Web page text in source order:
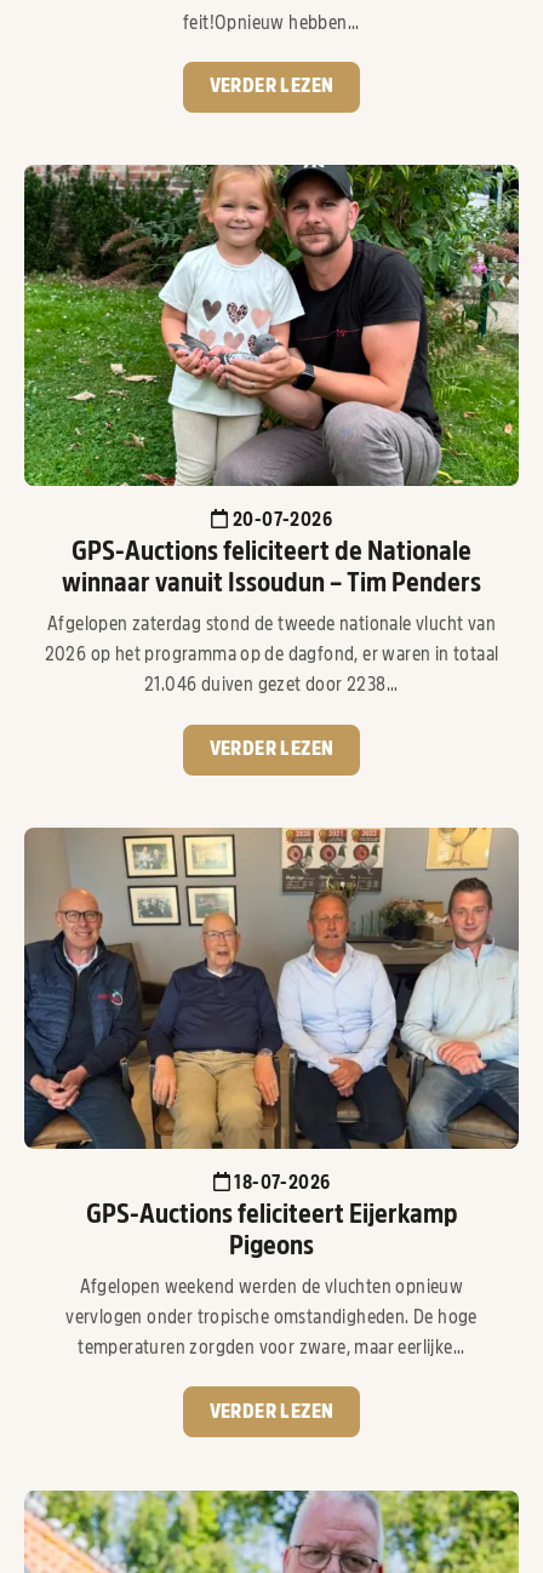
feit!Opnieuw hebben...
VERDER LEZEN
20-07-2026
GPS-Auctions feliciteert de Nationale
winnaar vanuit Issoudun – Tim Penders
Afgelopen zaterdag stond de tweede nationale vlucht van
2026 op het programma op de dagfond, er waren in totaal
21.046 duiven gezet door 2238...
VERDER LEZEN
18-07-2026
GPS-Auctions feliciteert Eijerkamp
Pigeons
Afgelopen weekend werden de vluchten opnieuw
vervlogen onder tropische omstandigheden. De hoge
temperaturen zorgden voor zware, maar eerlijke...
VERDER LEZEN